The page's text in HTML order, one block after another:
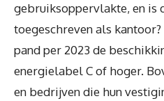
gebruiksoppervlakte, en is
toegeschreven als
pand per 2023 de
energielabel C of hoger.
en bedrijven die hun